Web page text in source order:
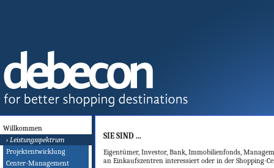
Willkommen
› Leistungsspektrum
Projektentwicklung
Center-Management
SIE SIND ...
Eigentümer, Investor, Bank, Immobilienfonds,
an Einkaufszentren interessiert oder in der Shopping-